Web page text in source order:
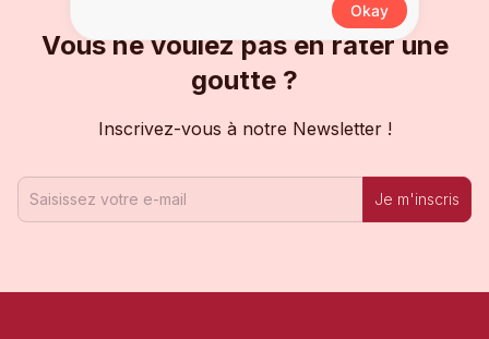
Vous ne voulez pas en rater une
goutte ?
Inscrivez-vous à notre Newsletter !
Je m'inscris
Okay